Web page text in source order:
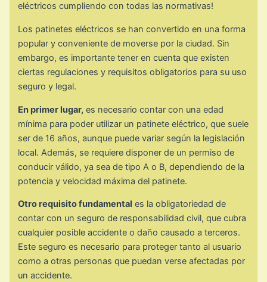
eléctricos cumpliendo con todas las normativas!
Los patinetes eléctricos se han convertido en una forma
popular y conveniente de moverse por la ciudad. Sin
embargo, es importante tener en cuenta que existen
ciertas regulaciones y requisitos obligatorios para su uso
seguro y legal.
En primer lugar, es necesario contar con una edad
mínima para poder utilizar un patinete eléctrico, que suele
ser de 16 años, aunque puede variar según la legislación
local. Además, se requiere disponer de un permiso de
conducir válido, ya sea de tipo A o B, dependiendo de la
potencia y velocidad máxima del patinete.
Otro requisito fundamental es la obligatoriedad de
contar con un seguro de responsabilidad civil, que cubra
cualquier posible accidente o daño causado a terceros.
Este seguro es necesario para proteger tanto al usuario
como a otras personas que puedan verse afectadas por
un accidente.